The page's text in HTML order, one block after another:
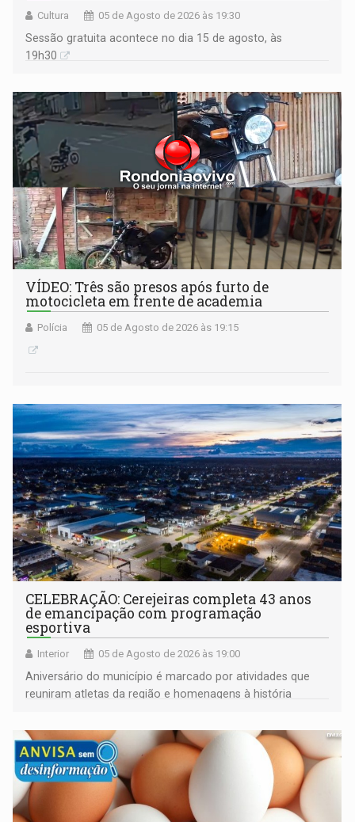
Cultura 05 de Agosto de 2026 às 19:30
Sessão gratuita acontece no dia 15 de agosto, às
19h30
VÍDEO: Três são presos após furto de
motocicleta em frente de academia
Polícia 05 de Agosto de 2026 às 19:15
CELEBRAÇÃO: Cerejeiras completa 43 anos
de emancipação com programação
esportiva
Interior 05 de Agosto de 2026 às 19:00
Aniversário do município é marcado por atividades que
reuniram atletas da região e homenagens à história